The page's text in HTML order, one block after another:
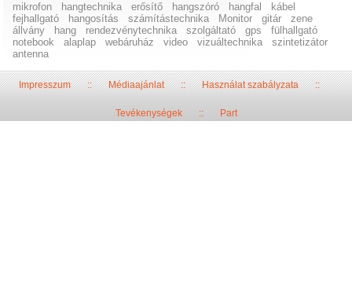
mikrofon hangtechnika erősítő hangszóró hangfal
kábel
fejhallgató
hangosítás számítástechnika Monitor gitár
zene
állvány
hang rendezvénytechnika szolgáltató gps
fülhallgató
notebook
alaplap webáruház video vizuáltechnika
szintetizátor
antenna
Impresszum::Médiaajánlat::Használat szabályzata::
Tevékenységek:: Part